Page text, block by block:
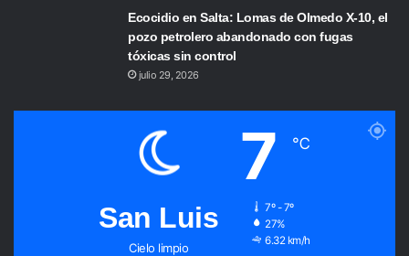
Ecocidio en Salta: Lomas de Olmedo X-10, el
pozo petrolero abandonado con fugas
tóxicas sin control
julio 29, 2026
San Luis
Cielo limpio
7 ℃
7º - 7º
27%
6.32 km/h